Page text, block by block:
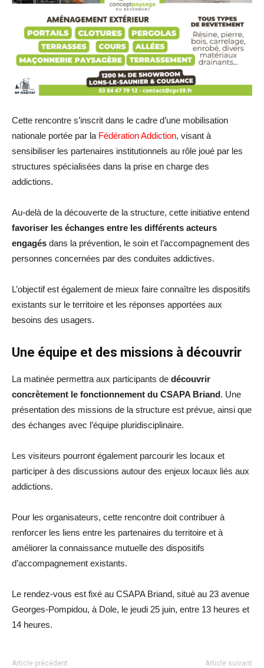
Cette rencontre s’inscrit dans le cadre d’une mobilisation
nationale portée par la Fédération Addiction, visant à
sensibiliser les partenaires institutionnels au rôle joué par les
structures spécialisées dans la prise en charge des
addictions.
Au-delà de la découverte de la structure, cette initiative entend
favoriser les échanges entre les différents acteurs
engagés dans la prévention, le soin et l’accompagnement des
personnes concernées par des conduites addictives.
L’objectif est également de mieux faire connaître les dispositifs
existants sur le territoire et les réponses apportées aux
besoins des usagers.
Une équipe et des missions à découvrir
La matinée permettra aux participants de découvrir
concrètement le fonctionnement du CSAPA Briand. Une
présentation des missions de la structure est prévue, ainsi que
des échanges avec l’équipe pluridisciplinaire.
Les visiteurs pourront également parcourir les locaux et
participer à des discussions autour des enjeux locaux liés aux
addictions.
Pour les organisateurs, cette rencontre doit contribuer à
renforcer les liens entre les partenaires du territoire et à
améliorer la connaissance mutuelle des dispositifs
d’accompagnement existants.
Le rendez-vous est fixé au CSAPA Briand, situé au 23 avenue
Georges-Pompidou, à Dole, le jeudi 25 juin, entre 13 heures et
14 heures.
Article précédent Article suivant